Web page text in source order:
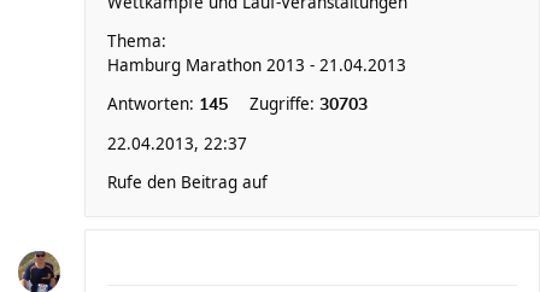
Thema:
Hamburg Marathon 2013 - 21.04.2013
Antworten: 145 Zugriffe: 30703
22.04.2013, 22:37
Rufe den Beitrag auf